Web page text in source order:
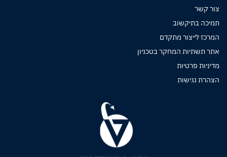
צור קשר
תמיכה בתיקשוב
המרכז לייצור מתקדם
אתר תשתיות המחקר בטכניון
מדיניות פרטיות
הצהרת נגישות